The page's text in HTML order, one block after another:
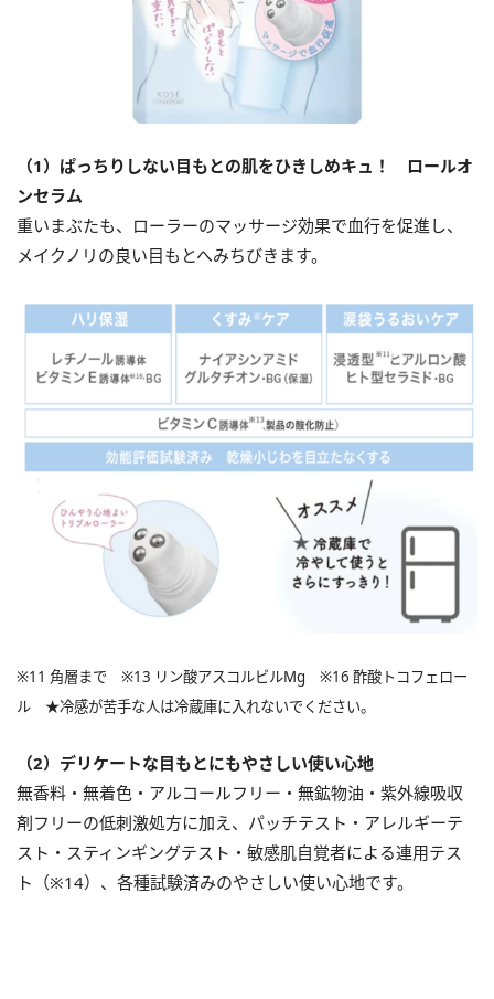
（1）ぱっちりしない目もとの肌をひきしめキュ！ ロールオ
ンセラム
重いまぶたも、ローラーのマッサージ効果で血行を促進し、
メイクノリの良い目もとへみちびきます。
※11 角層まで ※13 リン酸アスコルビルMg ※16 酢酸トコフェロー
ル ★冷感が苦手な人は冷蔵庫に入れないでください。
（2）デリケートな目もとにもやさしい使い心地
無香料・無着色・アルコールフリー・無鉱物油・紫外線吸収
剤フリーの低刺激処方に加え、パッチテスト・アレルギーテ
スト・スティンギングテスト・敏感肌自覚者による連用テス
ト（※14）、各種試験済みのやさしい使い心地です。